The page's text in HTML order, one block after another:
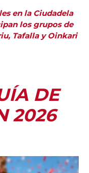
en la Ciudadela
los grupos de
Tafalla y Oinkari
DE
2026